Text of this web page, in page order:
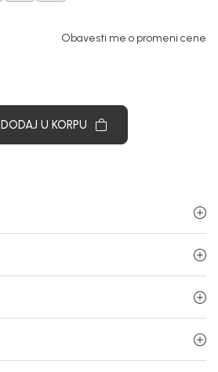
Obavesti me o promeni cene
DODAJ U KORPU